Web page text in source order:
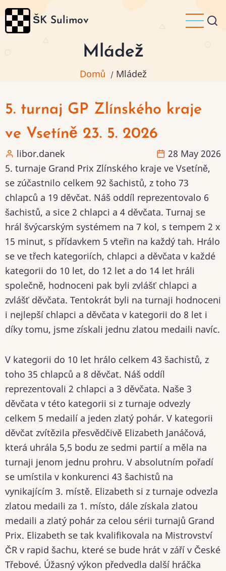
Přejít
hlavnímu
obsahu
ŠK Sulimov
Mládež
Domů / Mládež
5. turnaj GP Zlínského kraje
ve Vsetíně 23. 5. 2026
libor.danek
28 May 2026
5. turnaje Grand Prix Zlínského kraje ve Vsetíně,
se zúčastnilo celkem 92 šachistů, z toho 73
chlapců a 19 děvčat. Náš oddíl reprezentovalo 6
šachistů, a sice 2 chlapci a 4 děvčata. Turnaj se
hrál švýcarským systémem na 7 kol, s tempem 2 x
15 minut, s přídavkem 5 vteřin na každý tah. Hrálo
se ve třech kategoriích, chlapci a děvčata v každé
kategorii do 10 let, do 12 let a do 14 let hráli
společně, hodnoceni pak byli zvlášť chlapci a
zvlášť děvčata. Tentokrát byli na turnaji hodnoceni
i nejlepší chlapci a děvčata v kategorii do 8 let i
díky tomu, jsme získali jednu zlatou medaili navíc.
V kategorii do 10 let hrálo celkem 43 šachistů, z
toho 35 chlapců a 8 děvčat. Náš oddíl
reprezentovali 2 chlapci a 3 děvčata. Naše 3
děvčata v této kategorii si z turnaje odvezly
celkem 5 medailí a jeden zlatý pohár. V kategorii
děvčat zvítězila přesvědčivě Elizabeth Janáčová,
která uhrála 5,5 bodu ze sedmi partií a měla na
turnaji jenom jednu prohru. V absolutním pořadí
se umístila v konkurenci 43 šachistů na
vynikajícím 3. místě. Elizabeth si z turnaje odvezla
zlatou medaili za 1. místo, dále získala zlatou
medaili a zlatý pohár za celou sérii turnajů Grand
Prix. Elizabeth se tak kvalifikovala na Mistrovství
ČR v rapid šachu, které se bude hrát v září v České
Třebové. Úžasný výkon předvedla další hráčka